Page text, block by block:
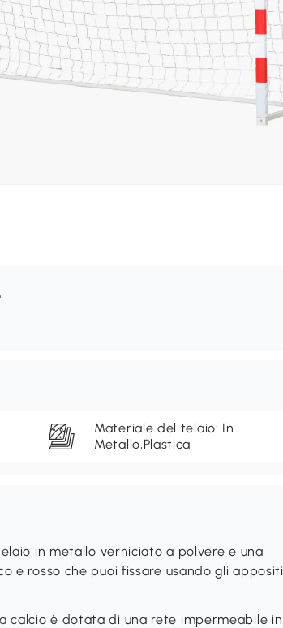
Materiale del telaio: In
Metallo,Plastica
in metallo verniciato a polvere e una
e rosso che puoi fissare usando gli appositi
calcio è dotata di una rete impermeabile in